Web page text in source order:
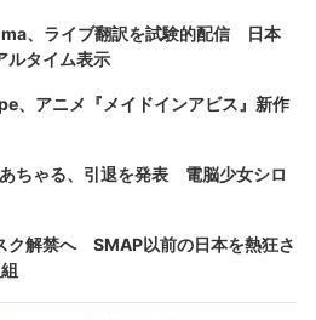
、ライブ翻訳を試験的配信 日本
ルタイム表示
、アニメ『メイドインアビス』新作
ちゃる、引退を発表 電脳少女シロ
ク解禁へ SMAP以前の日本を熱狂さ